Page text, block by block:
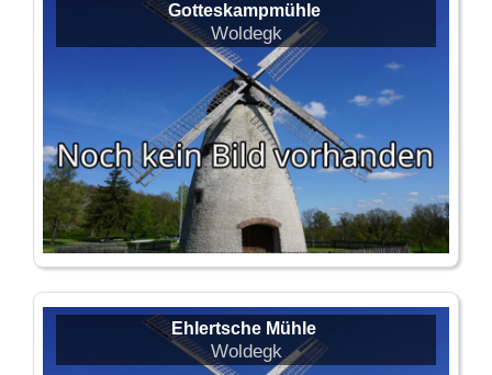
Gotteskampmühle
Woldegk
Ehlertsche Mühle
Woldegk